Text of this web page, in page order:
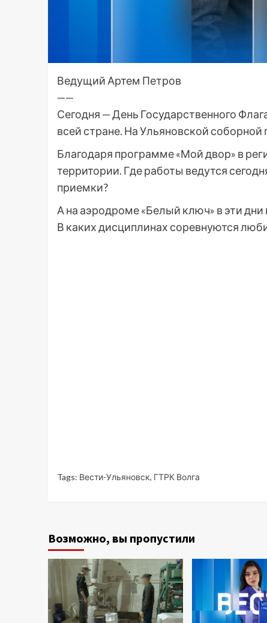
Ведущий Артем Петров
——
Сегодня — День Государственного
всей стране. На Ульяновской
Благодаря программе «Мой двор» в
территории. Где работы ведутся
приемки?
А на аэродроме «Белый ключ» в эти
В каких дисциплинах соревнуются
Tags: Вести-Ульяновск, ГТРК Волга
Возможно, вы пропустили